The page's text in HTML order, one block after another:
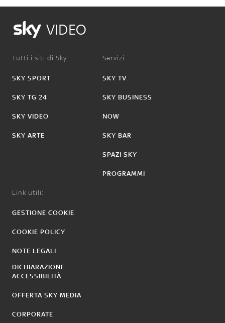
VIDEO
Tutti i siti di Sky:
SKY SPORT
SKY TG 24
SKY VIDEO
SKY ARTE
Servizi:
SKY TV
SKY BUSINESS
NOW
SKY BAR
SPAZI SKY
PROGRAMMI
Link utili:
GESTIONE COOKIE
COOKIE POLICY
NOTE LEGALI
DICHIARAZIONE
ACCESSIBILITÀ
OFFERTA SKY MEDIA
CORPORATE